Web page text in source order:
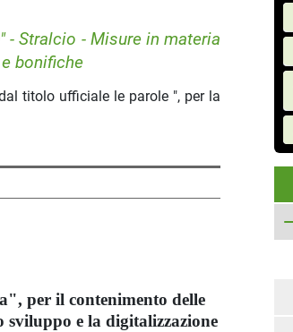
- Stralcio - Misure in materia
bonifiche
titolo ufficiale le parole ", per la
per il contenimento delle
sviluppo e la digitalizzazione